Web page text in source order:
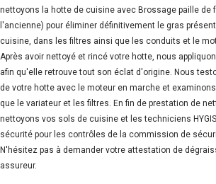
nettoyons la hotte de cuisine avec Brossage paille de
l'ancienne) pour éliminer définitivement le gras
cuisine, dans les filtres ainsi que les conduits et le
Après avoir nettoyé et rincé votre hotte, nous
afin qu'elle retrouve tout son éclat d'origine. Nous
de votre hotte avec le moteur en marche et
que le variateur et les filtres. En fin de prestation de
nettoyons vos sols de cuisine et les techniciens
sécurité pour les contrôles de la commission de
N'hésitez pas à demander votre attestation de
assureur.